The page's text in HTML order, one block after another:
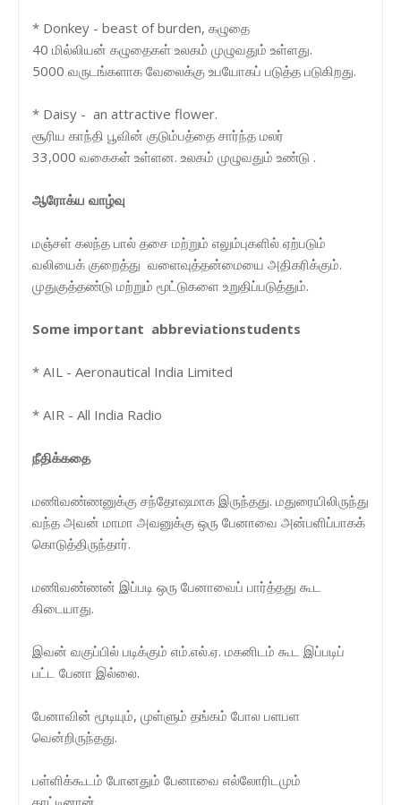
* Donkey - beast of burden, கழுதை
40 மில்லியன் கழுதைகள் உலகம் முழுவதும் உள்ளது.
5000 வருடங்களாக வேலைக்கு உபயோகப் படுத்த படுகிறது.
* Daisy - an attractive flower.
சூரிய காந்தி பூவின் குடும்பத்தை சார்ந்த மலர்
33,000 வகைகள் உள்ளன. உலக‌ம் முழுவது‌ம் உண்டு .
ஆரோக்ய வாழ்வு
மஞ்சள் கலந்த பால் தசை மற்றும் எலும்புகளில் ஏற்படும்
வலியைக் குறைத்து வளைவுத்தன்மையை அதிகரிக்கும்.
முதுகுத்தண்டு மற்றும் மூட்டுகளை உறுதிப்படுத்தும்.
Some important abbreviationstudents
* AIL - Aeronautical India Limited
* AIR - All India Radio
நீதிக்கதை
மணிவண்ணனுக்கு சந்தோஷமாக இருந்தது. மதுரையிலிருந்து
வந்த அவன் மாமா அவனுக்கு ஒரு பேனாவை அன்பளிப்பாகக்
கொடுத்திருந்தார்.
மணிவண்ணன் இப்படி ஒரு பேனாவைப் பார்த்தது கூட
கிடையாது.
இவன் வகுப்பில் படிக்கும் எம்.எல்.ஏ. மகனிடம் கூட இப்படிப்
பட்ட பேனா இல்லை.
பேனாவின் மூடியும், முள்ளும் தங்கம் போல பளபள
வென்றிருந்தது.
பள்ளிக்கூடம் போனதும் பேனாவை எல்லோரிடமும்
காட்டினான்.